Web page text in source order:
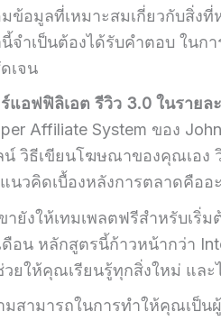
มข้อมูลที่เหมาะสมเกี่ยวกับสิ่ง
จำเป็นต้องได้รับคำตอบ ในก
เจน
ร์แอฟฟิลิเอตรีวิว 3.0 ในรายล
Affiliate System ของ
น์ วิธีเขียนโฆษณาของคุณเอง
นวคิดเบื้องหลังการตลาดคือ
ายังให้เทมเพลตฟรีสำหรับเริ่
อน หลักสูตรนี้ก้าวหน้ากว่า
วยให้คุณเรียนรู้ทุกสิ่งใหม่ แล
สามารถในการทำให้คุณเป็น